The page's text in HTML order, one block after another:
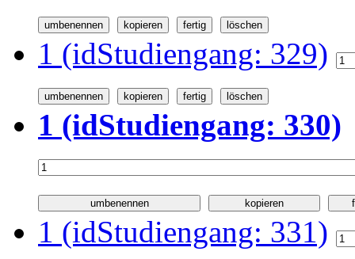
1 (idStudiengang: 329)
1 (idStudiengang: 330)
1 (idStudiengang: 331)